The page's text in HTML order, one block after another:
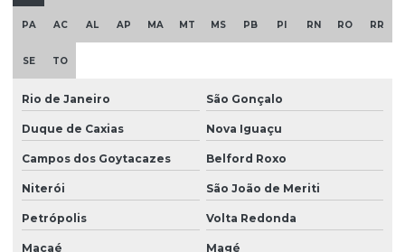
Moto vibrador
Motor 1/2 cv
Motor 1/2 cv 220v
Motor 1/2 cv monofásico
Motor de 1/3
Motor de 1/3 cv
Motor 1/3 cv baixa rotação
PA AC AL AP MA MT MS PB PI RN RO RR
SE TO
Rio de Janeiro São Gonçalo
Duque de Caxias Nova Iguaçu
Campos dos Goytacazes Belford Roxo
Niterói São João de Meriti
Petrópolis Volta Redonda
Macaé Magé